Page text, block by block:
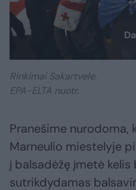
Rinkimai Sakartvele.
EPA-ELTA nuotr.
Pranešime nurodoma,
Marneulio miestelyje
į balsadėžę įmetė
sutrikdydamas